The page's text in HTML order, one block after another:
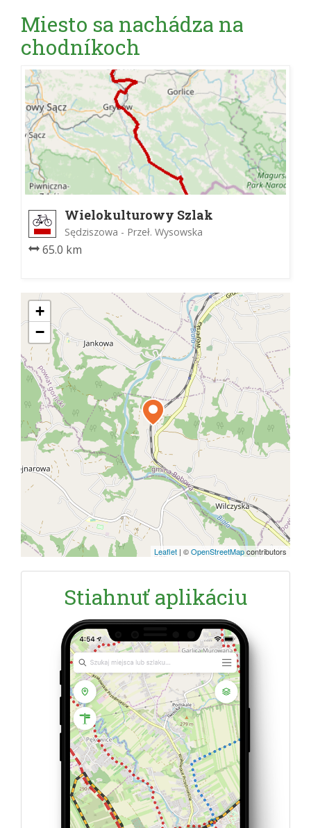
Miesto sa nachádza na
chodníkoch
Wielokulturowy Szlak
Rowerowy
Sędziszowa - Przeł. Wysowska
65.0 km
+
−
Leaflet | ©OpenStreetMapcontributors
Stiahnuť aplikáciu